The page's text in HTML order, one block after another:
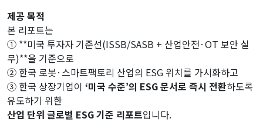
제공 목적
본 리포트는
① **미국 투자자 기준선(ISSB/SASB + 산업안전·OT 보안 실
무)**을 기준으로
② 한국 로봇·스마트팩토리 산업의 ESG 위치를 가시화하고
③ 한국 상장기업이 ‘미국 수준’의 ESG 문서로 즉시 전환하도록
유도하기 위한
산업 단위 글로벌 ESG 기준 리포트입니다.